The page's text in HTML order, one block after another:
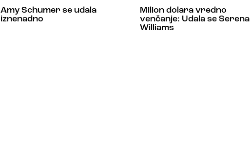
Amy Schumer se udala
iznenadno
Milion dolara vredno
venčanje: Udala se Serena
Williams